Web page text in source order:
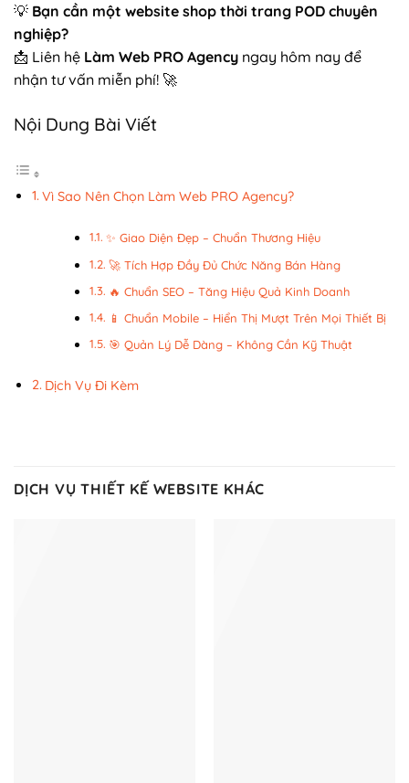
💡 Bạn cần một website shop thời trang POD chuyên
nghiệp?
📩 Liên hệ Làm Web PRO Agency ngay hôm nay để
nhận tư vấn miễn phí! 🚀
Nội Dung Bài Viết
Vì Sao Nên Chọn Làm Web PRO Agency?
✨ Giao Diện Đẹp – Chuẩn Thương Hiệu
🚀 Tích Hợp Đầy Đủ Chức Năng Bán Hàng
🔥 Chuẩn SEO – Tăng Hiệu Quả Kinh Doanh
📱 Chuẩn Mobile – Hiển Thị Mượt Trên Mọi Thiết Bị
🎯 Quản Lý Dễ Dàng – Không Cần Kỹ Thuật
Dịch Vụ Đi Kèm
DỊCH VỤ THIẾT KẾ WEBSITE KHÁC